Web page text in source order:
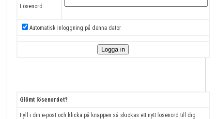
Lösenord:
Automatisk inloggning på denna dator
Glömt lösenordet?
Fyll i din e-post och klicka på knappen så skickas ett nytt lösenord till dig